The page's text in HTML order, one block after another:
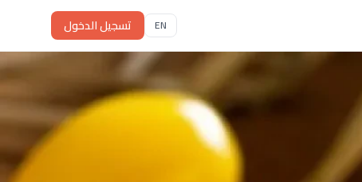
EN تسجيل الدخول